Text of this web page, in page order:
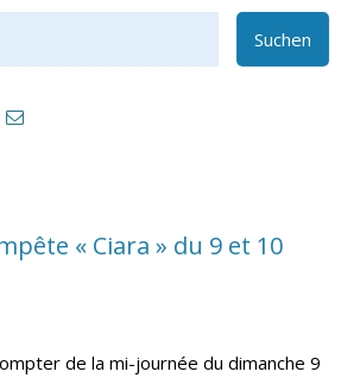
Suchen
« Ciara » du 9 et 10
de la mi-journée du dimanche 9